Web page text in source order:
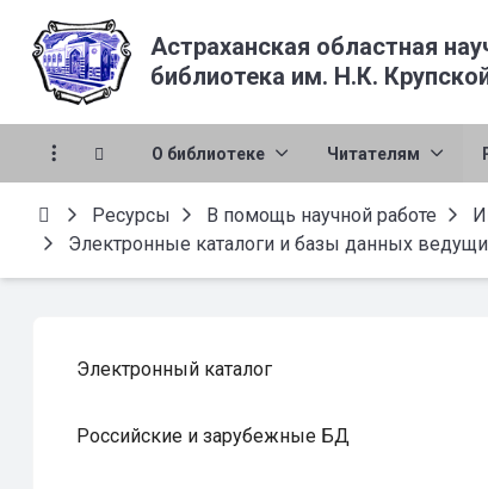
Астраханская областная
библиотека им. Н.К.
О библиотеке Читателям
Ресурсы В помощь научной работе
Электронные каталоги и базы данных
Электронный каталог
Российские и зарубежные БД